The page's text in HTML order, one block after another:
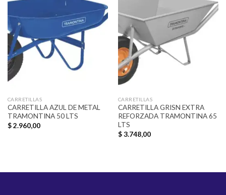
Añadir
lista de
deseos
CARRETILLAS
CARRETILLA AZUL DE METAL
TRAMONTINA 50 LTS
$2.960,00
Añadir
a la
lista de
deseos
CARRETILLAS
CARRETILLA GRISN EXTRA
REFORZADA TRAMONTINA 65
LTS
$3.748,00